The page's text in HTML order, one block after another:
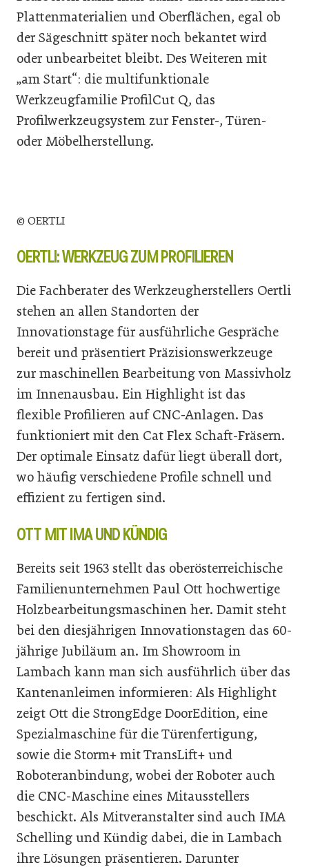
Plattenmaterialien und Oberflächen, egal ob
der Sägeschnitt später noch bekantet wird
oder unbearbeitet bleibt. Des Weiteren mit
„am Start“: die multifunktionale
Werkzeugfamilie ProfilCut Q, das
Profilwerkzeugsystem zur Fenster-, Türen-
oder Möbelherstellung.
© OERTLI
OERTLI: WERKZEUG ZUM PROFILIEREN
Die Fachberater des Werkzeugherstellers Oertli
stehen an allen Standorten der
Innovationstage für ausführliche Gespräche
bereit und präsentiert Präzisionswerkzeuge
zur maschinellen Bearbeitung von Massivholz
im Innenausbau. Ein Highlight ist das
flexible Profilieren auf CNC-Anlagen. Das
funktioniert mit den Cat Flex Schaft-Fräsern.
Der optimale Einsatz dafür liegt überall dort,
wo häufig verschiedene Profile schnell und
effizient zu fertigen sind.
OTT MIT IMA UND KÜNDIG
Bereits seit 1963 stellt das oberösterreichische
Familienunternehmen Paul Ott hochwertige
Holzbearbeitungsmaschinen her. Damit steht
bei den diesjährigen Innovationstagen das 60-
jährige Jubiläum an. Im Showroom in
Lambach kann man sich ausführlich über das
Kantenanleimen informieren: Als Highlight
zeigt Ott die StrongEdge Door­Edition, eine
Spezialmaschine für die Türenfertigung,
sowie die Storm+ mit TransLift+ und
Roboteranbindung, wobei der Roboter auch
die CNC-Maschine eines Mitausstellers
beschickt. Als Mitveranstalter sind auch IMA
Schelling und Kündig dabei, die in Lambach
ihre Lösungen präsentieren. Darunter